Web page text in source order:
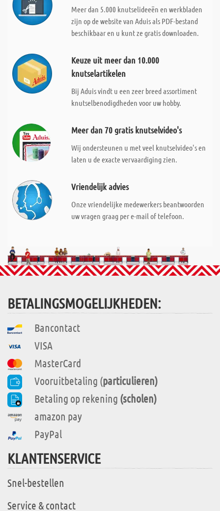
Meer dan 5.000 knutselideeën en werkbladen
zijn op de website van Aduis als PDF-bestand
beschikbaar en u kunt ze gratis downloaden.
Keuze uit meer dan 10.000
knutselartikelen
Bij Aduis vindt u een zeer breed assortiment
knutselbenodigdheden voor uw hobby.
Meer dan 70 gratis knutselvideo's
Wij ondersteunen u met veel knutselvideo's en
laten u de exacte vervaardiging zien.
Vriendelijk advies
Onze vriendelijke medewerkers beantwoorden
uw vragen graag per e-mail of telefoon.
BETALINGSMOGELIJKHEDEN:
Bancontact
VISA
MasterCard
Vooruitbetaling (particulieren)
Betaling op rekening (scholen)
amazon pay
PayPal
KLANTENSERVICE
Snel-bestellen
Service & contact